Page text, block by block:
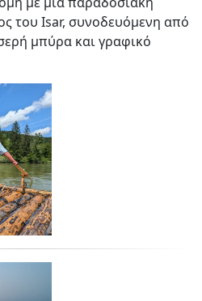
του Isar, συνοδευόμενη από
μπύρα και γραφικό